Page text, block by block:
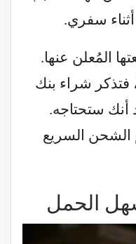
سفري.
المُعلن عنها.
فتذكر شراء بنك
أنك ستحتاجه.
الشحن السريع
الحمل